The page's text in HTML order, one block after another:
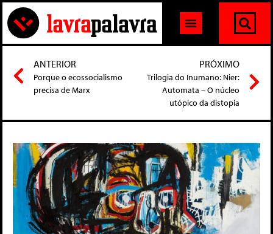
ANTERIOR
Porque o ecossocialismo
precisa de Marx
PRÓXIMO
Trilogia do Inumano: Nier:
Automata – O núcleo
utópico da distopia